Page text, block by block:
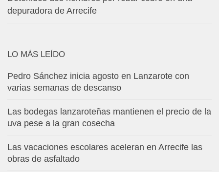
depuradora de Arrecife
LO MÁS LEÍDO
Pedro Sánchez inicia agosto en Lanzarote con
varias semanas de descanso
Las bodegas lanzaroteñas mantienen el precio de la
uva pese a la gran cosecha
Las vacaciones escolares aceleran en Arrecife las
obras de asfaltado